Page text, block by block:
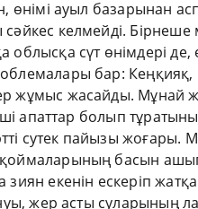
өнімі ауыл базарынан
келмейді.
облысқа сүт өнімдері
бар:
жұмыс жасайды. Мұнай
апаттар болып
сутек пайызы жоғары.
басын
екенін ескеріп
жер асты суларының